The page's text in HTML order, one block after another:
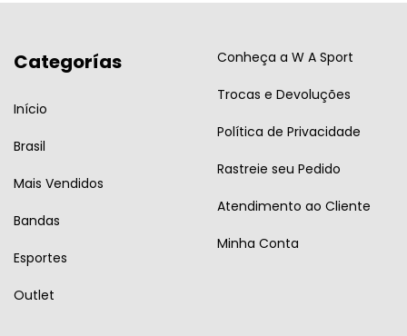
Categorías
Início
Brasil
Mais Vendidos
Bandas
Esportes
Outlet
Conheça a W A Sport
Trocas e Devoluções
Política de Privacidade
Rastreie seu Pedido
Atendimento ao Cliente
Minha Conta